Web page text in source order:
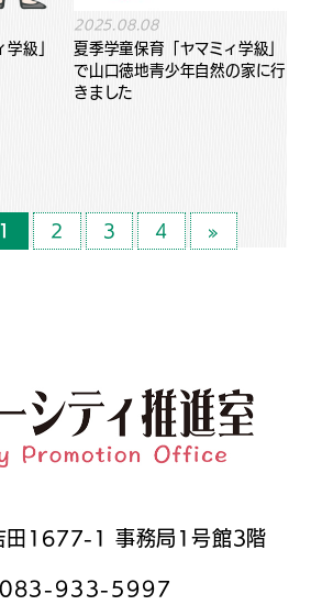
級」
2025.08.08
夏季学童保育「ヤマミィ学級」
で山口徳地青少年自然の家に行
きました
1 2 3 4 »
田1677-1 事務局1号館3階
083-933-5997